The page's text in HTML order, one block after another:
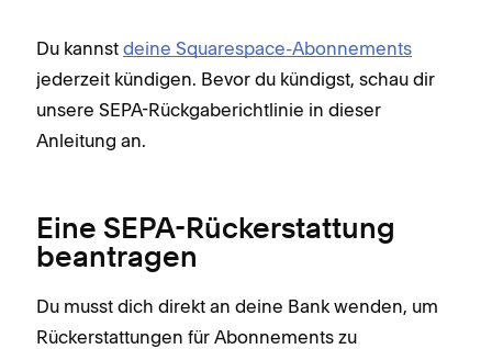
Du kannst deine Squarespace-Abonnements
jederzeit kündigen. Bevor du kündigst, schau dir
unsere SEPA-Rückgaberichtlinie in dieser
Anleitung an.
Eine SEPA-Rückerstattung
beantragen
Du musst dich direkt an deine Bank wenden, um
Rückerstattungen für Abonnements zu